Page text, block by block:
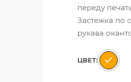
переду
Застежка по
рукава
ЦВЕТ: